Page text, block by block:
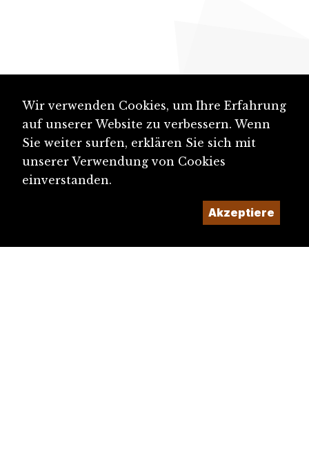
Wir verwenden Cookies, um Ihre Erfahrung
auf unserer Website zu verbessern. Wenn
Sie weiter surfen, erklären Sie sich mit
unserer Verwendung von Cookies
einverstanden.
Akzeptiere